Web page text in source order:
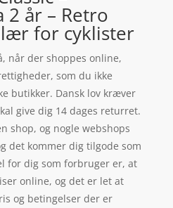
2 år – Retro
for cyklister
når der shoppes online,
som du ikke
butikker. Dansk lov kræver
give dig 14 dages returret.
shop, og nogle webshops
det kommer dig tilgode som
for dig som forbruger er, at
online, og det er let at
og betingelser der er